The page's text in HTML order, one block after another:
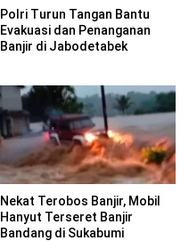
Polri Turun Tangan Bantu
Evakuasi dan Penanganan
Banjir di Jabodetabek
Nekat Terobos Banjir, Mobil
Hanyut Terseret Banjir
Bandang di Sukabumi